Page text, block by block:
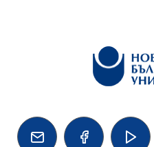
  